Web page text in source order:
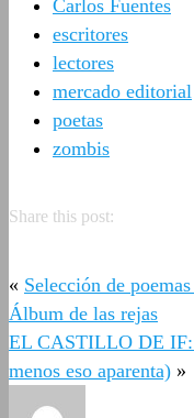
Carlos Fuentes
escritores
lectores
mercado editorial
poetas
zombis
Share this post:
« Selección de
Álbum de las rejas
EL CASTILLO DE IF:
menos eso aparenta) »